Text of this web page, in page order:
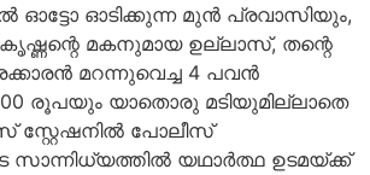
ഓട്ടോ ഓടിക്കുന്ന മുൻ പ്രവാസിയും,
മകനുമായ ഉല്ലാസ്, തന്റെ
മറന്നുവെച്ച 4 പവൻ
രൂപയും യാതൊരു മടിയുമില്ലാതെ
സ്റ്റേഷനിൽ പോലീസ്
യഥാർത്ഥ ഉടമയ്ക്ക്